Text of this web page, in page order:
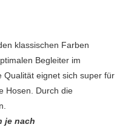
klassischen Farben
Begleiter im
Qualität eignet sich super für
Hosen. Durch die
je nach